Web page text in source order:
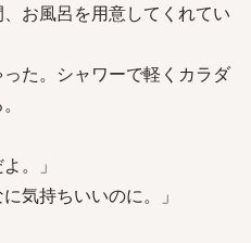
お風呂を用意してくれてい
た。シャワーで軽くカラダ
。」
気持ちいいのに。」